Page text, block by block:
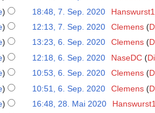
18:48, 7. Sep. 2020
12:13, 7. Sep. 2020 Clemens
13:23, 6. Sep. 2020 Clemens
12:18, 6. Sep. 2020 NaseDC
10:53, 6. Sep. 2020 Clemens
10:51, 6. Sep. 2020 Clemens
16:48, 28. Mai 2020